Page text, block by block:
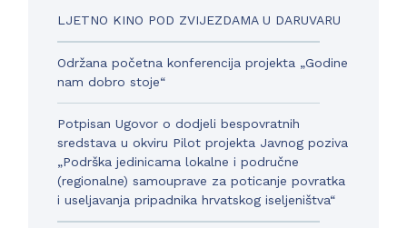
LJETNO KINO POD ZVIJEZDAMA U DARUVARU
Održana početna konferencija projekta „Godine
nam dobro stoje“
Potpisan Ugovor o dodjeli bespovratnih
sredstava u okviru Pilot projekta Javnog poziva
„Podrška jedinicama lokalne i područne
(regionalne) samouprave za poticanje povratka
i useljavanja pripadnika hrvatskog iseljeništva“